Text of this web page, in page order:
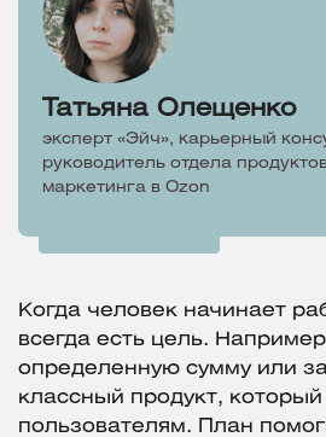
Татьяна Олещенко
эксперт «Эйч», карьерный
руководитель отдела
маркетинга в Ozon
Когда человек начинает
всегда есть цель.
определенную сумму или
классный продукт, который
пользователям. План